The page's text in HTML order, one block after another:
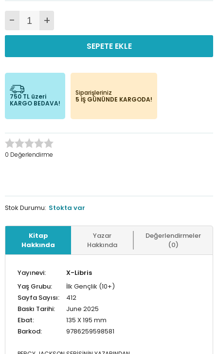
- +
SEPETE EKLE
750 TL üzeri
KARGO BEDAVA!
Siparişleriniz
5 İŞ GÜNÜNDE KARGODA!
0 Değerlendirme
Stok Durumu: Stokta var
Kitap
Hakkında
Yazar
Hakkında
Değerlendirmeler
(0)
Yayınevi:
X-Libris
Yaş Grubu:
İlk Gençlik (10+)
Sayfa Sayısı:
412
Baskı Tarihi:
June 2025
Ebat:
135 X 195 mm
Barkod:
9786259598581